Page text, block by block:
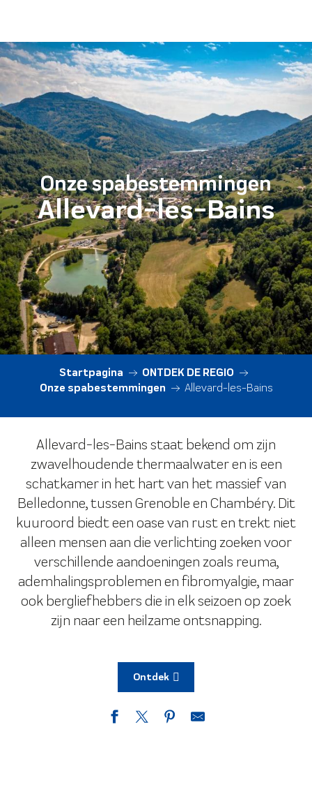
contenu
principal
Onze spabestemmingen
Allevard-les-Bains
Startpagina
ONTDEK DE REGIO
Onze spabestemmingen
Allevard-les-Bains
Allevard-les-Bains staat bekend om zijn
zwavelhoudende thermaalwater en is een
schatkamer in het hart van het massief van
Belledonne, tussen Grenoble en Chambéry. Dit
kuuroord biedt een oase van rust en trekt niet
alleen mensen aan die verlichting zoeken voor
verschillende aandoeningen zoals reuma,
ademhalingsproblemen en fibromyalgie, maar
ook bergliefhebbers die in elk seizoen op zoek
zijn naar een heilzame ontsnapping.
Ontdek